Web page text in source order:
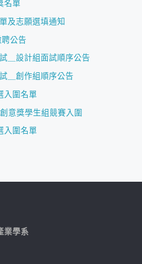
名單
及志願選填通知
公告
＿設計組面試順序公告
＿創作組順序公告
入圍名單
意獎學生組競賽入圍
入圍名單
業學系